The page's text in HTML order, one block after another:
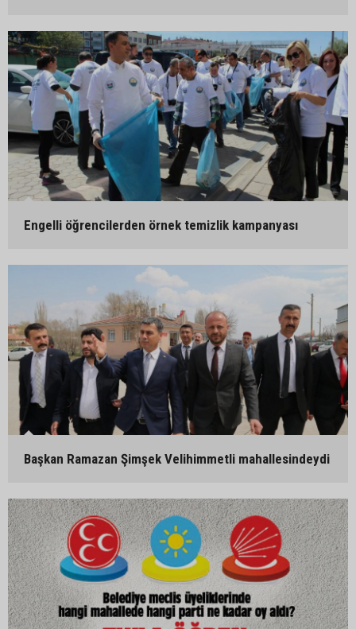
Engelli öğrencilerden örnek temizlik kampanyası
Başkan Ramazan Şimşek Velihimmetli mahallesindeydi